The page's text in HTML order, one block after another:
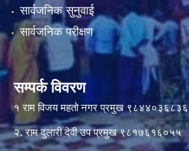
सार्वजनिक सुनुवाई
सार्वजनिक परीक्षण
सम्पर्क विवरण
१ राम विजय महतो नगर प्रमुख ९८४४०३६८३६
२. राम दुलारी देवी उप प्रमुख ९८१७६१६०५५